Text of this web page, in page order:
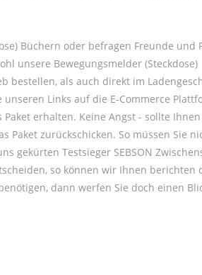
Büchern oder befragen Freunde und
unsere Bewegungsmelder (Steckdose)
bestellen, als auch direkt im
Links auf die E-Commerce
erhalten. Keine Angst - sollte Ihnen
Paket zurückschicken. So müssen Sie
gekürten Testsieger SEBSON
so können wir Ihnen berichten
dann werfen Sie doch einen